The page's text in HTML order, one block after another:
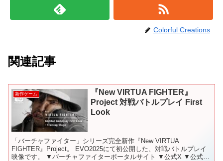
Colorful Creations
関連記事
新作ゲーム
『New VIRTUA FIGHTER』
Project 対戦バトルプレイ First
Look
「バーチャファイター」シリーズ完全新作『New VIRTUA
FIGHTER』Project。 EVO2025にて初公開した、対戦バトルプレイ
映像です。 ▼バーチャファイターポータルサイト ▼公式X ▼公式